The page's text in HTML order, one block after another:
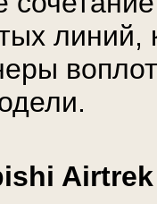
линий,
Airtrek